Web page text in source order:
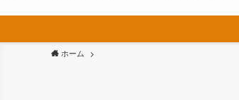
ホーム